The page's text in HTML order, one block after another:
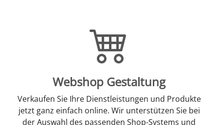
Webshop Gestaltung
Verkaufen Sie Ihre Dienstleistungen und Produkte
jetzt ganz einfach online. Wir unterstützen Sie bei
der Auswahl des passenden Shop-Systems und